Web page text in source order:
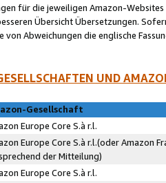
für die jeweiligen Amazon-Websites
Übersicht Übersetzungen.
Abweichungen die englische
UND
Gesellschaft
Europe Core S.à r.l.
Europe Core S.à r.l.(oder Amazon
der Mitteilung)
Europe Core S.à r.l.